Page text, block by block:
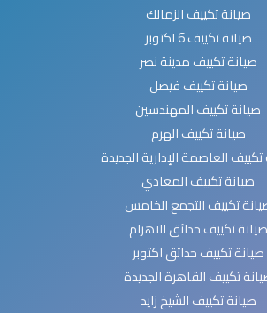
صيانة تكييف الزمالك
صيانة تكييف 6 اكتوبر
صيانة تكييف مدينة نصر
صيانة تكييف فيصل
صيانة تكييف المهندسين
صيانة تكييف الهرم
العاصمة الإدارية الجديدة
صيانة تكييف المعادي
تكييف التجمع الخامس
صيانة تكييف حدائق الاهرام
صيانة تكييف حدائق اكتوبر
تكييف القاهرة الجديدة
صيانة تكييف الشيخ زايد